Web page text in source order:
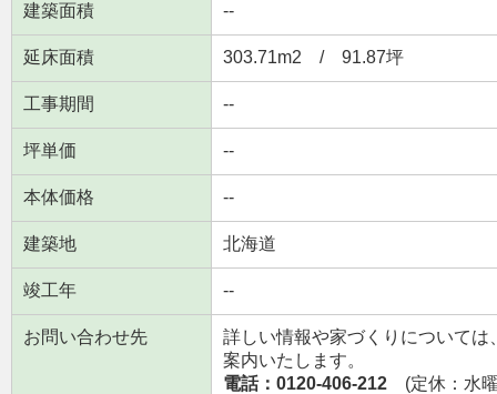
建築面積 --
延床面積 303.71m2 / 91.87坪
工事期間 --
坪単価 --
本体価格 --
建築地 北海道
竣工年 --
お問い合わせ先
詳しい情報や家づくりについて
案内いたします。
電話：0120-406-212 (定休：水